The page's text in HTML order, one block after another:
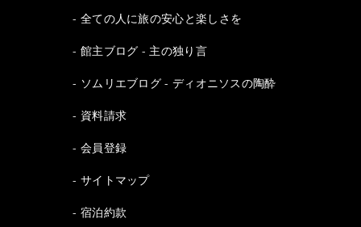
全ての人に旅の安心と楽しさを
館主ブログ - 主の独り言
ソムリエブログ - ディオニソスの陶酔
資料請求
会員登録
サイトマップ
宿泊約款